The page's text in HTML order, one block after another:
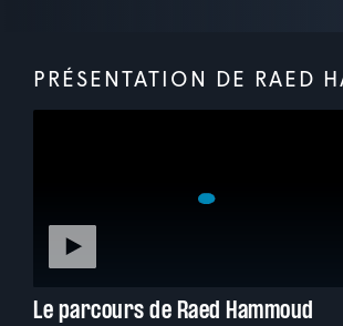
PRÉSENTATION DE RAED
Le parcours de Raed Hammoud